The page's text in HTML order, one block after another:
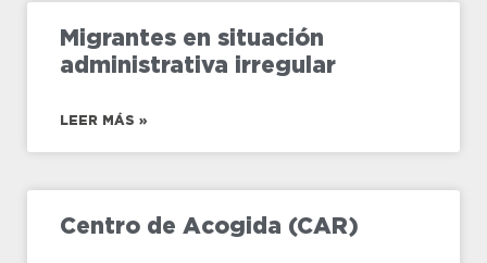
Migrantes en situación
administrativa irregular
LEER MÁS »
Centro de Acogida (CAR)